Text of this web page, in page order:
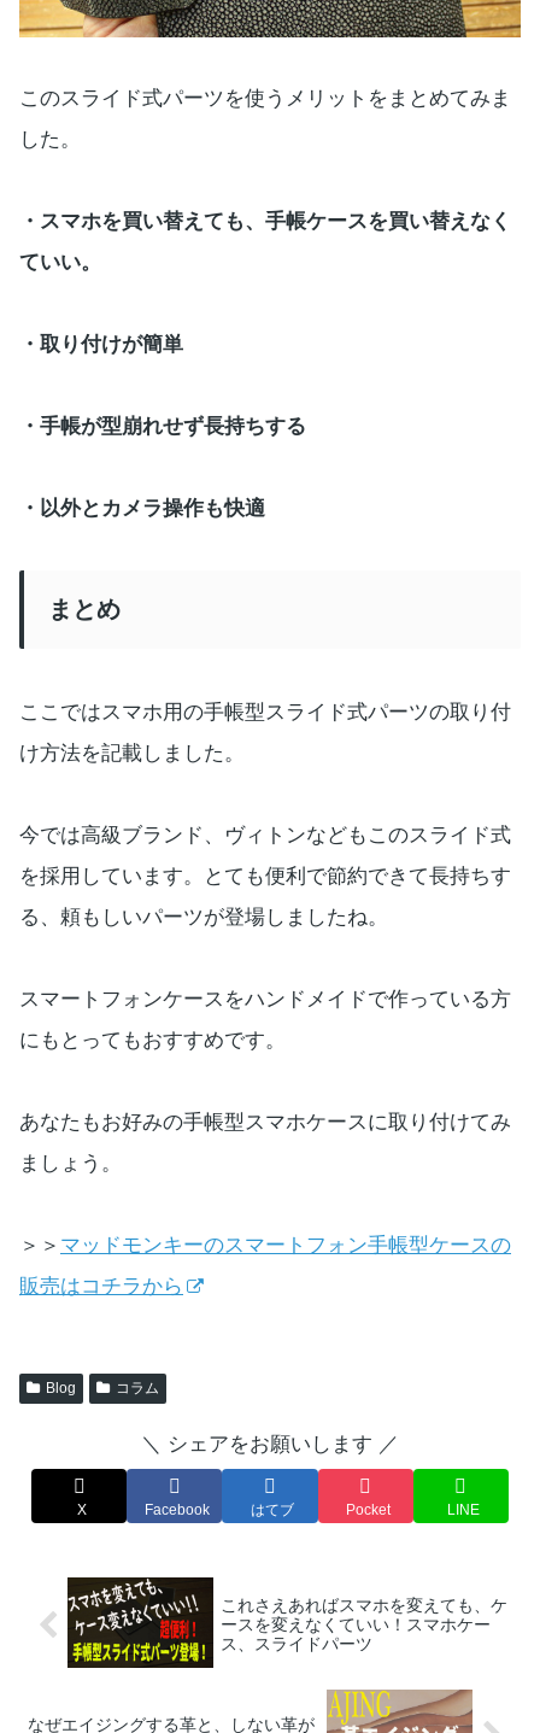
このスライド式パーツを使うメリットをまとめてみま
した。
・スマホを買い替えても、手帳ケースを買い替えなく
ていい。
・取り付けが簡単
・手帳が型崩れせず長持ちする
・以外とカメラ操作も快適
まとめ
ここではスマホ用の手帳型スライド式パーツの取り付
け方法を記載しました。
今では高級ブランド、ヴィトンなどもこのスライド式
を採用しています。とても便利で節約できて長持ちす
る、頼もしいパーツが登場しましたね。
スマートフォンケースをハンドメイドで作っている方
にもとってもおすすめです。
あなたもお好みの手帳型スマホケースに取り付けてみ
ましょう。
＞＞ マッドモンキーのスマートフォン手帳型ケースの
販売はコチラから
Blog コラム
＼ シェアをお願いします ／
X Facebook はてブ Pocket LINE
これさえあればスマホを変えても、ケ
ースを変えなくていい！スマホケー
ス、スライドパーツ
なぜエイジングする革と、しない革が